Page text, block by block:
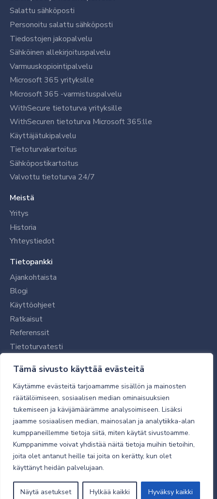
Tämä sivusto käyttää evästeitä
Käytämme evästeitä tarjoamamme sisällön ja mainosten
räätälöimiseen, sosiaalisen median ominaisuuksien
tukemiseen ja kävijämäärämme analysoimiseen. Lisäksi
jaamme sosiaalisen median, mainosalan ja analytiikka-alan
kumppaneillemme tietoja siitä, miten käytät sivustoamme.
Kumppanimme voivat yhdistää näitä tietoja muihin tietoihin,
joita olet antanut heille tai joita on kerätty, kun olet
käyttänyt heidän palvelujaan.
Näytä asetukset Hylkää kaikki Hyväksy kaikki
Salattu sähköposti
Personoitu salattu sähköposti
Tiedostojen jakopalvelu
Sähköinen allekirjoituspalvelu
Varmuuskopiointipalvelu
Microsoft 365 yrityksille
Microsoft 365 -varmistuspalvelu
WithSecure tietoturva yrityksille
WithSecuren tietoturva Microsoft 365:lle
Käyttäjätukipalvelu
Tietoturvakartoitus
Sähköpostikartoitus
Valvottu tietoturva 24/7
Meistä
Yritys
Historia
Yhteystiedot
Tietopankki
Ajankohtaista
Blogi
Käyttöohjeet
Ratkaisut
Referenssit
Tietoturvatesti
Tilaajalle
Toimitustavat ja -kulut
Verkkokaupan yleiset ehdot
Toimitusehdot
Tietosuojaseloste
Tietoturva
© 2026 Micro Magic